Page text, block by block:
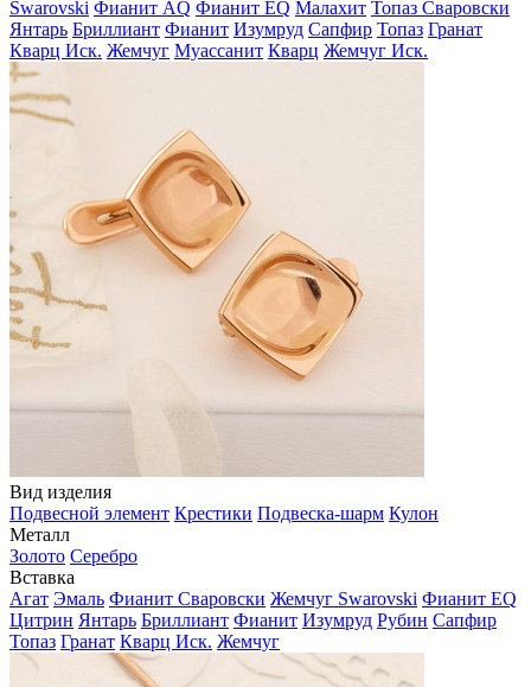
Swarovski Фианит AQ Фианит EQ Малахит Топаз Сваровски
Янтарь Бриллиант Фианит Изумруд Сапфир Топаз Гранат
Кварц Иск. Жемчуг Муассанит Кварц Жемчуг Иск.
Вид изделия
Подвесной элемент Крестики Подвеска-шарм Кулон
Металл
Золото Серебро
Вставка
Агат Эмаль Фианит Сваровски Жемчуг Swarovski Фианит EQ
Цитрин Янтарь Бриллиант Фианит Изумруд Рубин Сапфир
Топаз Гранат Кварц Иск. Жемчуг